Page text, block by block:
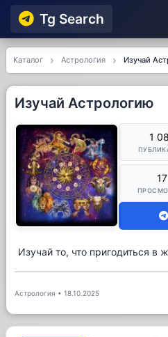
Tg Searсh
Каталог Астрология Изучай
Изучай Астрологию
1
17
Изучай то, что пригодиться в
Астрология • 18.10.2025